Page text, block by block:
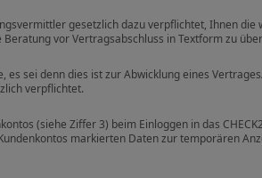
gesetzlich dazu verpflichtet, Ihnen
vor Vertragsabschluss in Textform zu
sei denn dies ist zur Abwicklung eines
verpflichtet.
(siehe Ziffer 3) beim Einloggen in das
markierten Daten zur temporären